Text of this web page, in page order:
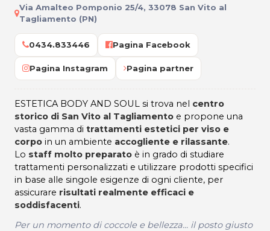
Via Amalteo Pomponio 25/4, 33078 San Vito al
Tagliamento (PN)
0434.833446 Pagina Facebook
Pagina Instagram Pagina partner
ESTETICA BODY AND SOUL si trova nel centro
storico di San Vito al Tagliamento e propone una
vasta gamma di trattamenti estetici per viso e
corpo in un ambiente accogliente e rilassante.
Lo staff molto preparato è in grado di studiare
trattamenti personalizzati e utilizzare prodotti specifici
in base alle singole esigenze di ogni cliente, per
assicurare risultati realmente efficaci e
soddisfacenti.
Per un momento di coccole e bellezza... il posto giusto